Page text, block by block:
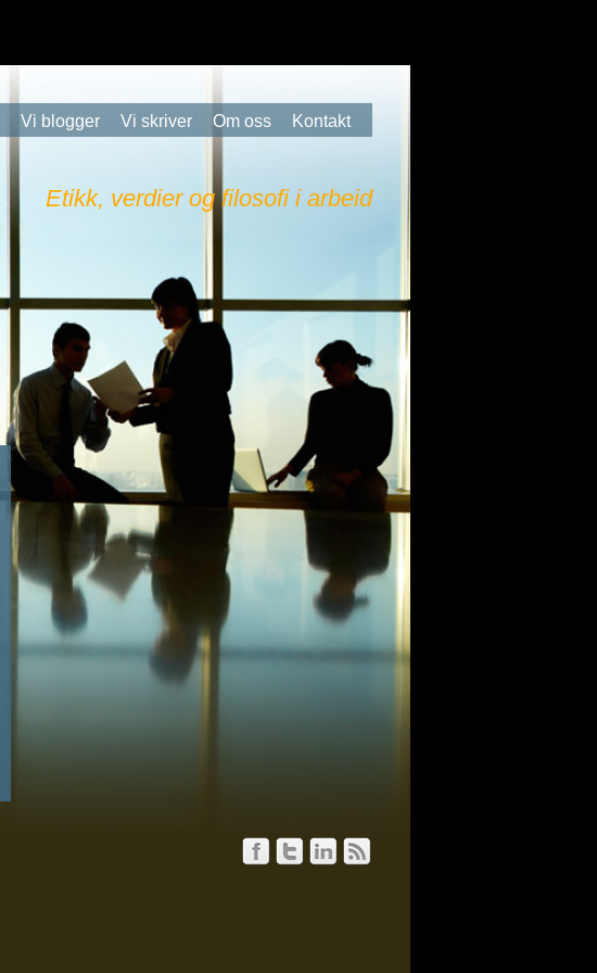
Vi blogger Vi skriver Om oss Kontakt
Etikk, verdier og filosofi i arbeid